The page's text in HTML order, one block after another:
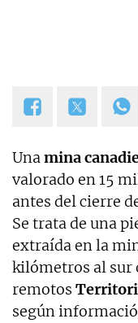
Unamina
valorado en 15
antes del cierre
Se trata de una
extraída en la
kilómetros al sur
remotos
según